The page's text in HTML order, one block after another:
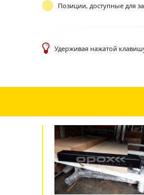
Позиции, доступные для
Удерживая нажатой